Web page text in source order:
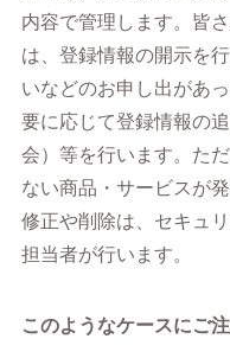
内容で管理します。皆
は、登録情報の開示を
いなどのお申し出があ
要に応じて登録情報の
会）等を行います。た
ない商品・サービスが
修正や削除は、セキュ
担当者が行います。
このようなケースにご